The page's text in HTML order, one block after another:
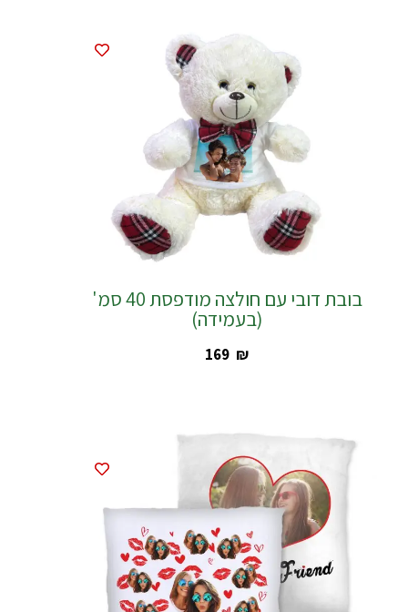
בובת דובי עם חולצה מודפסת 40 סמ'
(בעמידה)
‎169 ₪